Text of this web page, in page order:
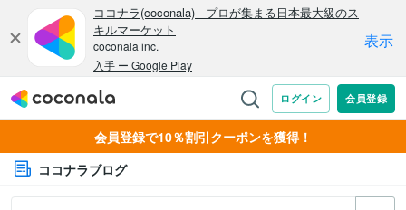
会員登録で10％割引クーポンを獲得！
ココナラブログ